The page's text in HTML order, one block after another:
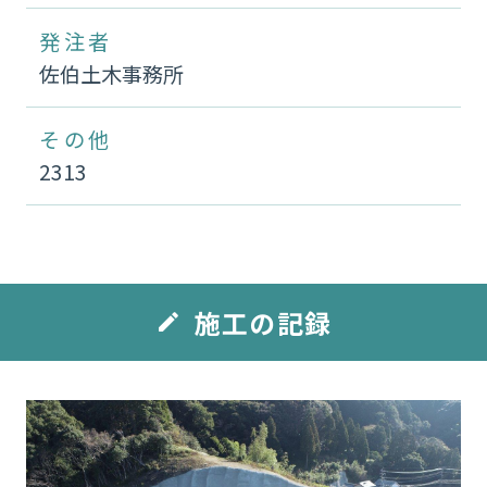
発注者
佐伯土木事務所
その他
2313
edit 施工の記録